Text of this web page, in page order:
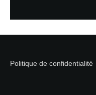
Politique de confidentialité